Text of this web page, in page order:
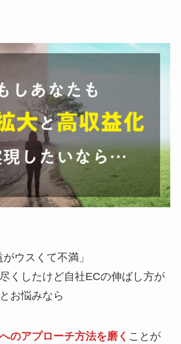
がウスくて不満」
くしたけど自社ECの伸ばし方が
お悩みなら
のアプローチ方法を磨く ことが